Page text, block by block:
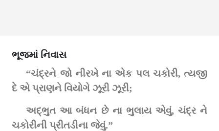
ભૂજમાં નિવાસ
“ચંદ્રને જો નીરખે ના એક પલ ચકોરી, ત્યજી
દે એ પ્રાણને વિયોગે ઝૂરી ઝૂરી;
અદ્‌ભુત આ બંધન છે ના ભુલાય એવું, ચંદ્ર ને
ચકોરીની પ્રીતડીના જેવું.”